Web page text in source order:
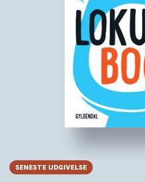
SENESTE UDGIVELSE